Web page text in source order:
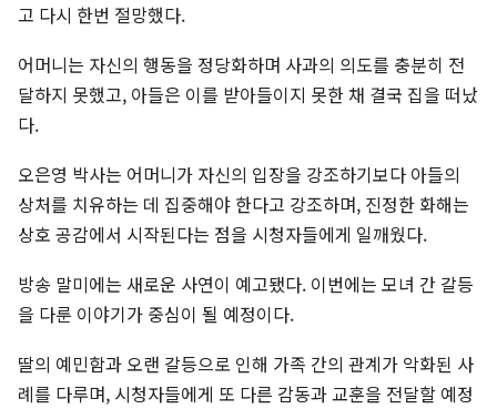
고 다시 한번 절망했다.
어머니는 자신의 행동을 정당화하며 사과의 의도를 충분히 전
달하지 못했고, 아들은 이를 받아들이지 못한 채 결국 집을 떠났
다.
오은영 박사는 어머니가 자신의 입장을 강조하기보다 아들의
상처를 치유하는 데 집중해야 한다고 강조하며, 진정한 화해는
상호 공감에서 시작된다는 점을 시청자들에게 일깨웠다.
방송 말미에는 새로운 사연이 예고됐다. 이번에는 모녀 간 갈등
을 다룬 이야기가 중심이 될 예정이다.
딸의 예민함과 오랜 갈등으로 인해 가족 간의 관계가 악화된 사
례를 다루며, 시청자들에게 또 다른 감동과 교훈을 전달할 예정